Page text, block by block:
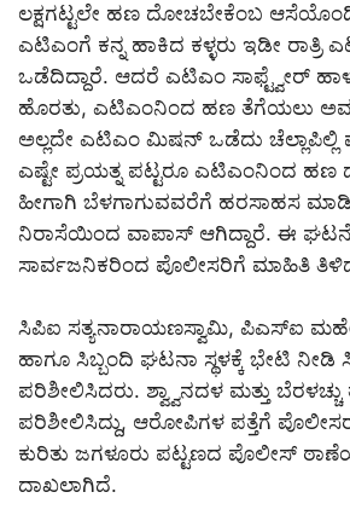
ಲಕ್ಷಗಟ್ಟಲೇ ಹಣ ದೋಚಬೇಕೆಂಬ
ಎಟಿಎಂಗೆ ಕನ್ನ ಹಾಕಿದ ಕಳ್ಳರು ಇಡೀ
ಒಡೆದಿದ್ದಾರೆ. ಆದರೆ ಎಟಿಎಂ ಸಾಫ್ಟ್ವೇರ್
ಹೊರತು, ಎಟಿಎಂನಿಂದ ಹಣ ತೆಗೆಯಲು
ಅಲ್ಲದೇ ಎಟಿಎಂ ಮಿಷನ್ ಒಡೆದು ಚೆಲ್ಲಾಪಿಲ್ಲಿ
ಎಷ್ಟೇ ಪ್ರಯತ್ನ ಪಟ್ಟರೂ ಎಟಿಎಂನಿಂದ ಹಣ
ಹೀಗಾಗಿ ಬೆಳಗಾಗುವವರೆಗೆ ಹರಸಾಹಸ
ನಿರಾಸೆಯಿಂದ ವಾಪಾಸ್ ಆಗಿದ್ದಾರೆ. ಈ
ಸಾರ್ವಜನಿಕರಿಂದ ಪೊಲೀಸರಿಗೆ ಮಾಹಿತಿ
ಸಿಪಿಐ ಸತ್ಯನಾರಾಯಣಸ್ವಾಮಿ, ಪಿಎಸ್‌ಐ
ಹಾಗೂ ಸಿಬ್ಬಂದಿ ಘಟನಾ ಸ್ಥಳಕ್ಕೆ ಭೇಟಿ ನೀಡಿ
ಪರಿಶೀಲಿಸಿದರು. ಶ್ವ್ವಾನದಳ ಮತ್ತು ಬೆರಳಚ್ಚು
ಪರಿಶೀಲಿಸಿದ್ದು, ಆರೋಪಿಗಳ ಪತ್ತೆಗೆ
ಕುರಿತು ಜಗಳೂರು ಪಟ್ಟಣದ ಪೊಲೀಸ್
ದಾಖಲಾಗಿದೆ.